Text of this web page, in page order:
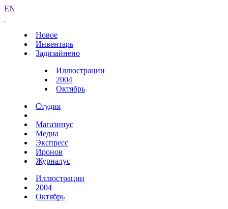
EN
Новое
Инвентарь
Задизайнено
Иллюстрации
2004
Октябрь
Студия
Магазинус
Медиа
Экспресс
Иронов
Журналус
Иллюстрации
2004
Октябрь